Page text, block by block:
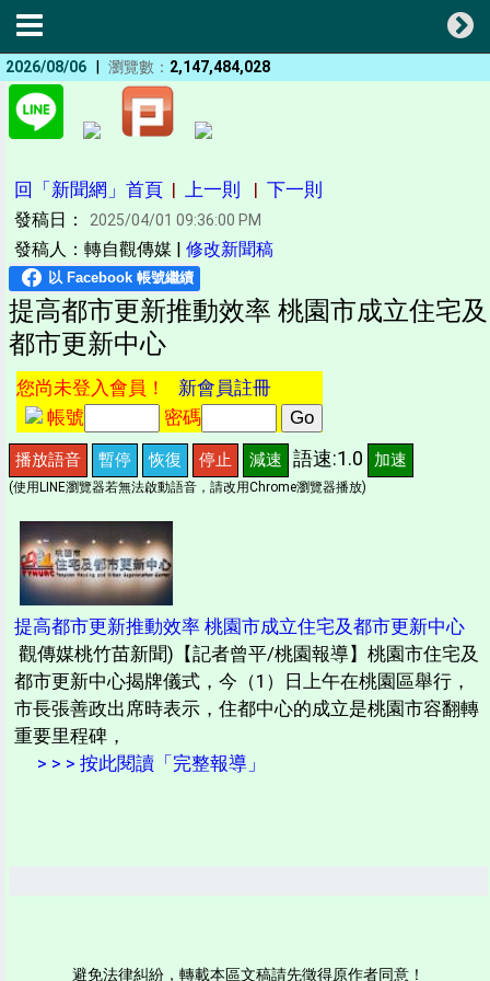
2026/08/06 | 瀏覽數： 2,147,484,028
回「新聞網」首頁 | 上一則 | 下一則
發稿日： 2025/04/01 09:36:00 PM
發稿人：轉自觀傳媒 | 修改新聞稿
提高都市更新推動效率 桃園市成立住宅及
都市更新中心
您尚未登入會員！ 新會員註冊
帳號
密碼
播放語音 暫停 恢復 停止 減速 語速:1.0 加速
(使用LINE瀏覽器若無法啟動語音，請改用Chrome瀏覽器播放)
提高都市更新推動效率 桃園市成立住宅及都市更新中心
觀傳媒桃竹苗新聞)【記者曾平/桃園報導】桃園市住宅及
都市更新中心揭牌儀式，今（1）日上午在桃園區舉行，
市長張善政出席時表示，住都中心的成立是桃園市容翻轉
重要里程碑，
> > > 按此閱讀「完整報導」
避免法律糾紛，轉載本區文稿請先徵得原作者同意！